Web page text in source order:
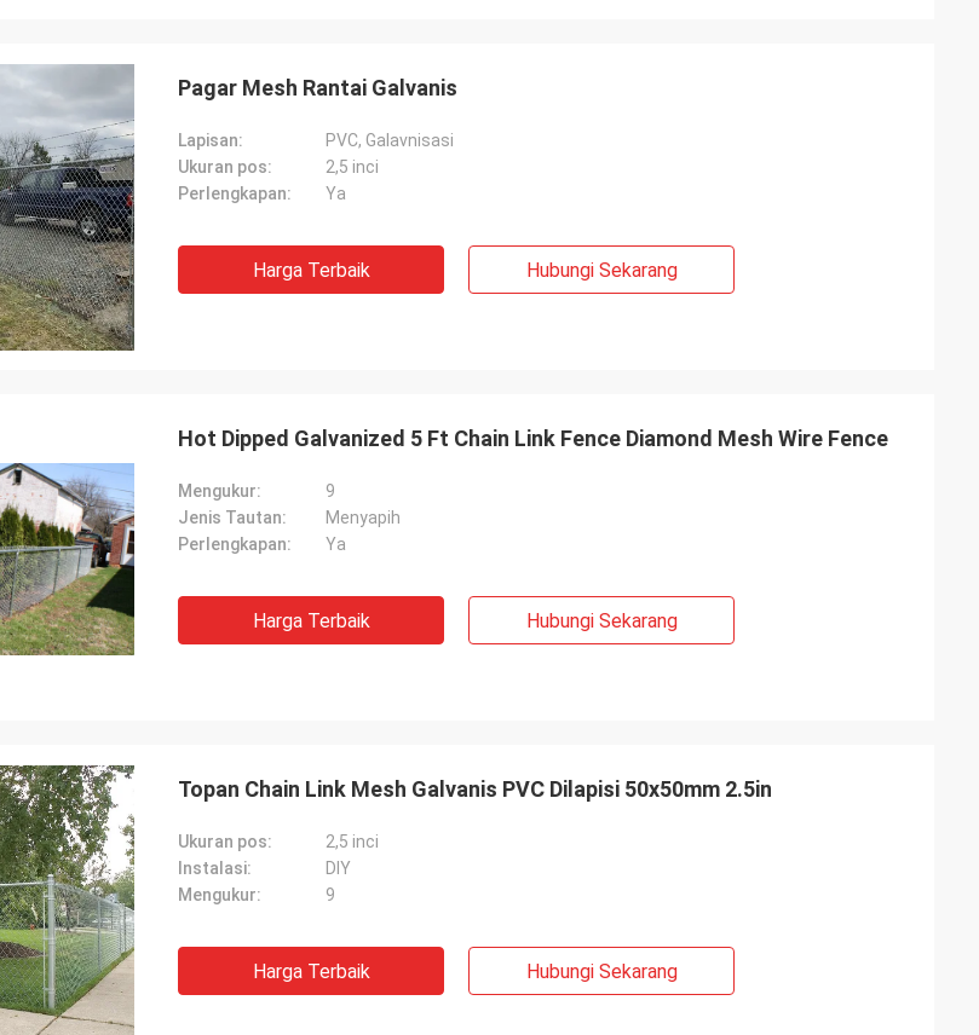
Pagar Mesh Rantai Galvanis
Lapisan:
PVC, Galavnisasi
Ukuran pos:
2,5 inci
Perlengkapan:
Ya
Harga Terbaik Hubungi Sekarang
Hot Dipped Galvanized 5 Ft Chain Link Fence Diamond Mesh Wire Fence
Mengukur:
9
Jenis Tautan:
Menyapih
Perlengkapan:
Ya
Harga Terbaik Hubungi Sekarang
Topan Chain Link Mesh Galvanis PVC Dilapisi 50x50mm 2.5in
Ukuran pos:
2,5 inci
Instalasi:
DIY
Mengukur:
9
Harga Terbaik Hubungi Sekarang